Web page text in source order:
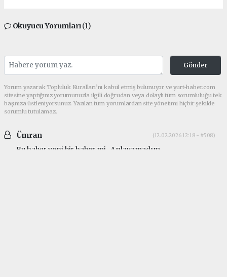
Okuyucu Yorumları(1)
Gönder
Yorum yazarak Topluluk Kuralları’nı kabul etmiş bulunuyor ve yurt-haber.com
sitesine yaptığınız yorumunuzla ilgili doğrudan veya dolaylı tüm sorumluluğu tek
başınıza üstleniyorsunuz. Yazılan tüm yorumlardan site yönetimi hiçbir şekilde
sorumlu tutulamaz.
Ümran (12.02.2026 12:18 - #508)
Bu haber yeni bir haber mi.. Anlayamadım..